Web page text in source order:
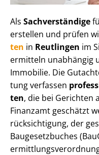
Als Sachverständige
erstellen und prüfen
ten in Reutlingen im
ermitteln unabhängig
Immobilie. Die
tung verfassen
ten, die bei Gerichten
Finanzamt geschätzt
rück­sich­ti­gung, der
Baugesetzbuches